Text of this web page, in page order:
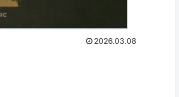
2026.03.08